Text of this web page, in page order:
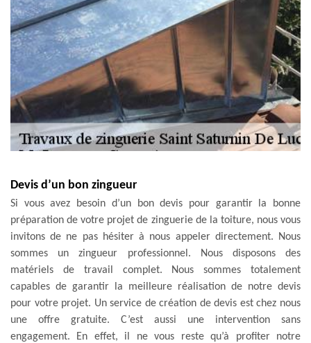
Devis d’un bon zingueur
Si vous avez besoin d’un bon devis pour garantir la bonne
préparation de votre projet de zinguerie de la toiture, nous vous
invitons de ne pas hésiter à nous appeler directement. Nous
sommes un zingueur professionnel. Nous disposons des
matériels de travail complet. Nous sommes totalement
capables de garantir la meilleure réalisation de notre devis
pour votre projet. Un service de création de devis est chez nous
une offre gratuite. C’est aussi une intervention sans
engagement. En effet, il ne vous reste qu’à profiter notre